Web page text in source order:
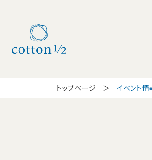
トップページ イベント情